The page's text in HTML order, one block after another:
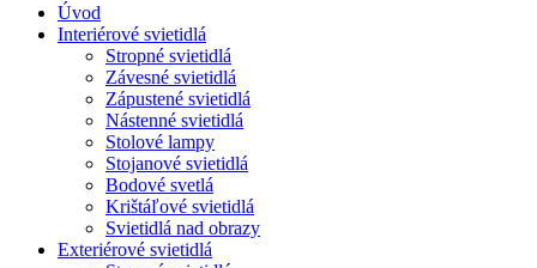
Úvod
Interiérové svietidlá
Stropné svietidlá
Závesné svietidlá
Zápustené svietidlá
Nástenné svietidlá
Stolové lampy
Stojanové svietidlá
Bodové svetlá
Krištáľové svietidlá
Svietidlá nad obrazy
Exteriérové svietidlá